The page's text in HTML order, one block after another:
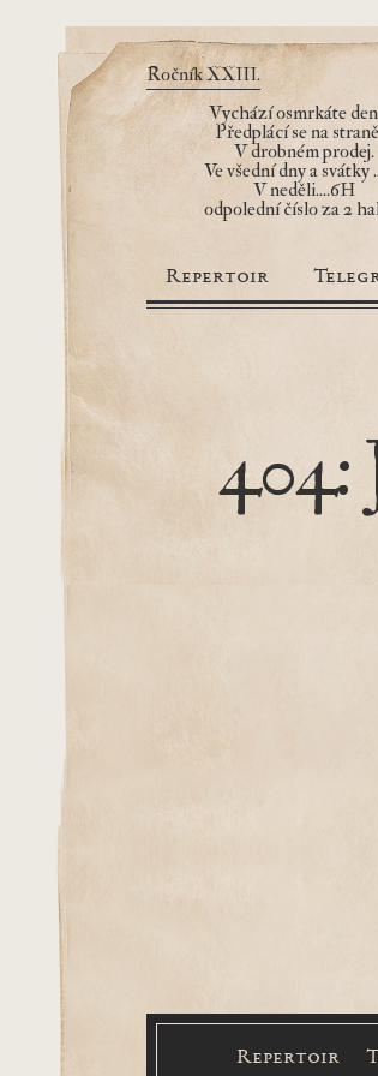
Ročník XXIII.
Vychází osmrkáte
Předplácí se na
V drobném prodej.
Ve všední dny a svátky
V neděli....6H
odpolední číslo za 2
Repertoir
404:
Repertoir